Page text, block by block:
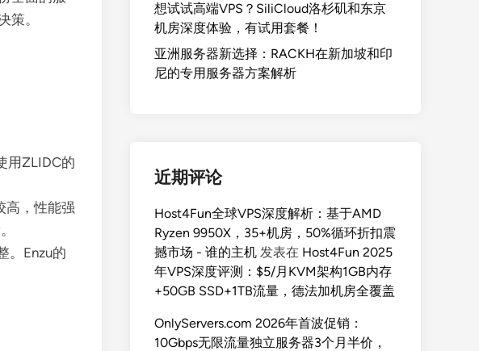
策。
用ZLIDC的
高，性能强
。Enzu的
想试试高端VPS？SiliCloud洛杉矶和东京
机房深度体验，有试用套餐！
亚洲服务器新选择：RACKH在新加坡和印
尼的专用服务器方案解析
近期评论
Host4Fun全球VPS深度解析：基于AMD
Ryzen 9950X，35+机房，50%循环折扣震
撼市场 - 谁的主机 发表在 Host4Fun 2025
年VPS深度评测：$5/月KVM架构1GB内存
+50GB SSD+1TB流量，德法加机房全覆盖
OnlyServers.com 2026年首波促销：
10Gbps无限流量独立服务器3个月半价，